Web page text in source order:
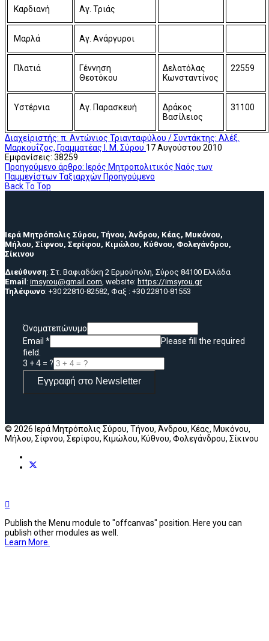
Καρδιανή Αγ. Τριάς
Μαρλά Αγ. Ανάργυροι
Πλατιά
Γέννηση
Θεοτόκου
Δελατόλας
Κωνσταντίνος
22559
Υστέρνια Αγ. Παρασκευή
Δράκος
Βασίλειος
31100
Διαχείριστής: π. Αντώνιος Τριανταφύλου / Συντάκτης: Αλέξ.
Μαρκουΐζος, Γραμματέας Ι. Μ. Σύρου 17 Αυγούστου 2010
Εμφανίσεις: 38259
Προηγούμενο άρθρο: Ιερός Μητροπολιτικός Ναός των
Παμμεγίστων Ταξιαρχών Προηγούμενο
Back To Top
Ιερά Μητρόπολις Σύρου, Τήνου, Άνδρου, Κέας, Μυκόνου,
Μήλου, Σίφνου, Σερίφου, Κιμώλου, Κύθνου, Φολεγάνδρου,
Σίκινου
Διεύθυνση: Στ. Βαφιαδάκη 2 Ερμούπολη, Σύρος 84100 Ελλάδα
Email : imsyrou@gmail.com, website: https://imsyrou.gr
Τηλέφωνο: +30 22810-82582, Φαξ : +30 22810-81553
Όνοματεπώνυμο
Email *
Please fill the required
field.
3 + 4 = ?
Εγγραφή στο Newsletter
© 2026 Ιερά Μητρόπολις Σύρου, Τήνου, Άνδρου, Κέας, Μυκόνου,
Μήλου, Σίφνου, Σερίφου, Κιμώλου, Κύθνου, Φολεγάνδρου, Σίκινου
Publish the Menu module to "offcanvas" position. Here you can
publish other modules as well.
Learn More.